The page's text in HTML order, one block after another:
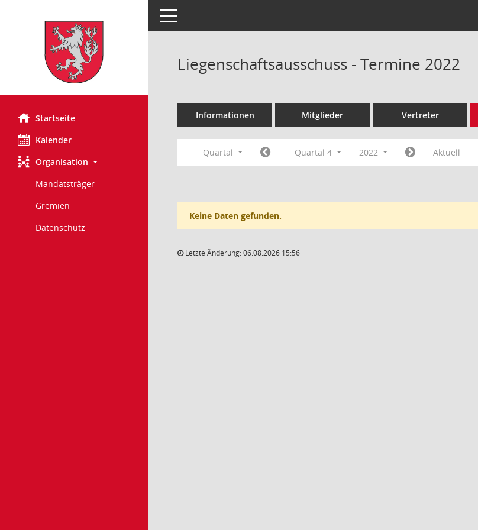
Startseite
Kalender
Organisation
Mandatsträger
Gremien
Datenschutz
Toggle navigation
Liegenschaftsausschuss - Termine 2022
Informationen Mitglieder Vertreter
Quartal Quartal 4 2022 Aktuell
Keine Daten gefunden.
Letzte Änderung: 06.08.2026 15:56